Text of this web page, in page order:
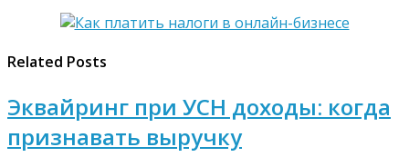
Related Posts
Эквайринг при УСН доходы: когда
признавать выручку